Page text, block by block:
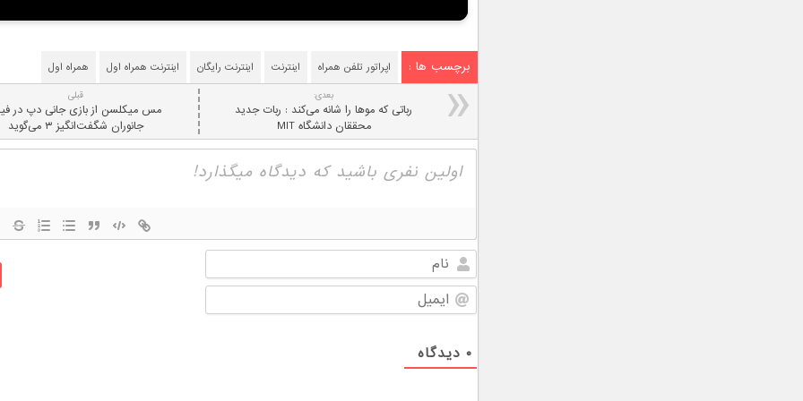
برچسب ها : اپراتور تلفن همراه اینترنت اینترنت رایگان اینترنت همراه اول همراه اول
قبلی
مس میکلسن از بازی جانی دپ در
جانوران شگفت‌انگیز ۳ می‌گوید
بعدی:
رباتی که موها را شانه می‌کند : ربات جدید
محققان دانشگاه MIT
نام
ایمیل
۰ دیدگاه